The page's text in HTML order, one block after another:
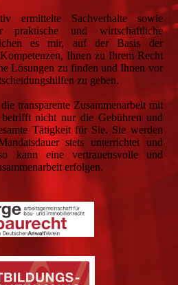
ermittelte Sachverhalte sowie
praktische und wirtschaftliche
es mir, auf der Basis der
Ihnen zu Ihrem Recht
Lösungen zu finden und Ihnen vor
zu geben.
transparente Zusammenarbeit mit
nicht nur die Gebühren und
Tätigkeit für Sie. Sie werden
stets unterrichtet und
kann eine vertrauensvolle und
erfolgen.